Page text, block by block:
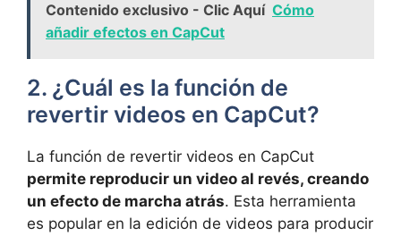
Contenido exclusivo - Clic Aquí Cómo
añadir efectos en CapCut
2. ¿Cuál es la función de
revertir videos en CapCut?
La función de revertir videos en CapCut
permite reproducir un video al revés, creando
un efecto de marcha atrás. Esta herramienta
es popular en la edición de videos para producir